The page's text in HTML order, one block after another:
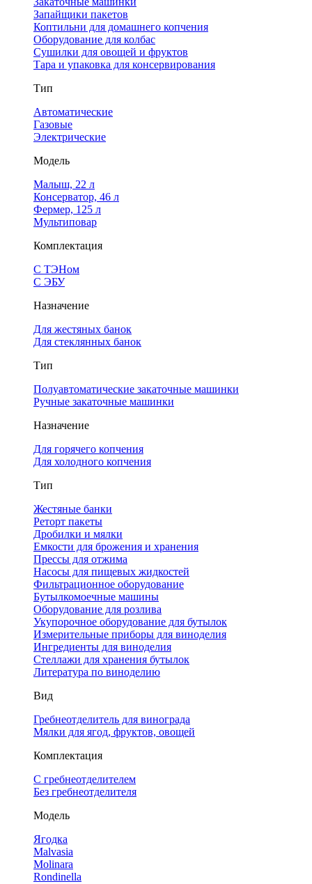
Запайщики пакетов
Коптильни для домашнего копчения
Оборудование для колбас
Сушилки для овощей и фруктов
Тара и упаковка для консервирования
Тип
Автоматические
Газовые
Электрические
Модель
Малыш, 22 л
Консерватор, 46 л
Фермер, 125 л
Мультиповар
Комплектация
С ТЭНом
С ЭБУ
Назначение
Для жестяных банок
Для стеклянных банок
Тип
Полуавтоматические закаточные машинки
Ручные закаточные машинки
Назначение
Для горячего копчения
Для холодного копчения
Тип
Жестяные банки
Реторт пакеты
Дробилки и мялки
Емкости для брожения и хранения
Прессы для отжима
Насосы для пищевых жидкостей
Фильтрационное оборудование
Бутылкомоечные машины
Оборудование для розлива
Укупорочное оборудование для бутылок
Измерительные приборы для виноделия
Ингредиенты для виноделия
Стеллажи для хранения бутылок
Литература по виноделию
Вид
Гребнеотделитель для винограда
Мялки для ягод, фруктов, овощей
Комплектация
С гребнеотделителем
Без гребнеотделителя
Модель
Ягодка
Malvasia
Molinara
Rondinella